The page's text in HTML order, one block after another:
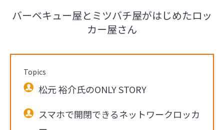
バーベキュー屋とミツバチ屋がはじめたロッ
カー屋さん
Topics
松元 裕介氏のONLY STORY
スマホで開閉できるネットワークロッカ